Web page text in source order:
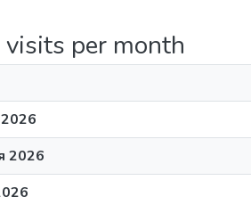
per month
2026